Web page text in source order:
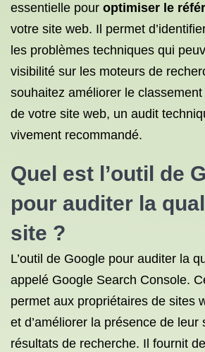
essentielle pour optimiser le
votre site web. Il permet
les problèmes techniques qui
visibilité sur les moteurs de
souhaitez améliorer le
de votre site web, un audit
vivement recommandé.
Quel est l’outil de
pour auditer la
site ?
L’outil de Google pour auditer la
appelé Google Search Console.
permet aux propriétaires de sites
et d’améliorer la présence de leur
résultats de recherche. Il fournit